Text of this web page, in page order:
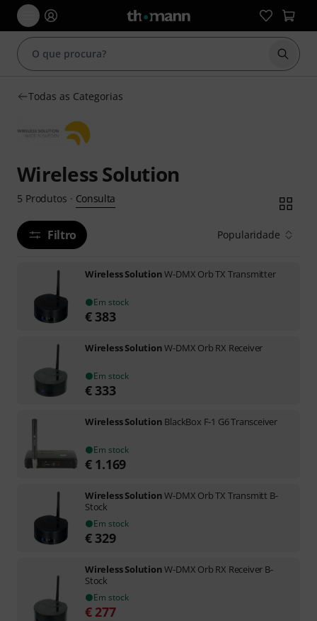
Iniciar
Todas as Categorias
Wireless Solution
5 Produtos · Consulta
Filtro Popularidade
Wireless SolutionW-DMX Orb TX Transmitter
Em stock
€ 383
Wireless SolutionW-DMX Orb RX Receiver
Em stock
€ 333
Wireless Solution BlackBox F-1 G6 Transceiver
Em stock
€ 1.169
Wireless SolutionW-DMX Orb TX Transmitt B-
Stock
Em stock
€ 329
Wireless SolutionW-DMX Orb RX Receiver B-
Stock
Em stock
€ 277